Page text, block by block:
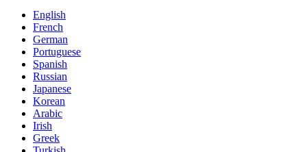
English
French
German
Portuguese
Spanish
Russian
Japanese
Korean
Arabic
Irish
Greek